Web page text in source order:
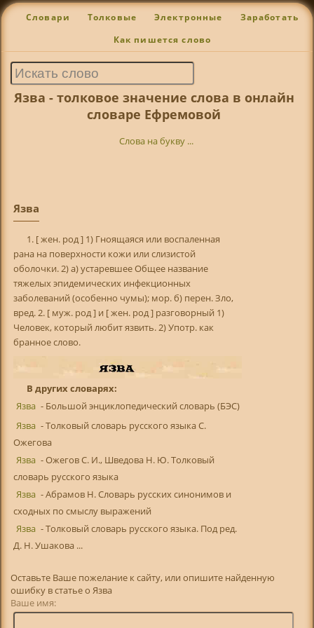
Словари Толковые Электронные Заработать
Как пишется слово
Язва - толковое значение слова в онлайн
словаре Ефремовой
Слова на букву ...
Язва
1. [ жен. род ] 1) Гноящаяся или воспаленная
рана на поверхности кожи или слизистой
оболочки. 2) а) устаревшее Общее название
тяжелых эпидемических инфекционных
заболеваний (особенно чумы); мор. б) перен. Зло,
вред. 2. [ муж. род ] и [ жен. род ] разговорный 1)
Человек, который любит язвить. 2) Употр. как
бранное слово.
В других словарях:
Язва - Большой энциклопедический словарь (БЭС)
Язва - Толковый словарь русского языка С.
Ожегова
Язва - Ожегов С. И., Шведова Н. Ю. Толковый
словарь русского языка
Язва - Абрамов Н. Словарь русских синонимов и
сходных по смыслу выражений
Язва - Толковый словарь русского языка. Под ред.
Д. Н. Ушакова ...
Оставьте Ваше пожелание к сайту, или опишите найденную
ошибку в статье о Язва
Ваше имя: